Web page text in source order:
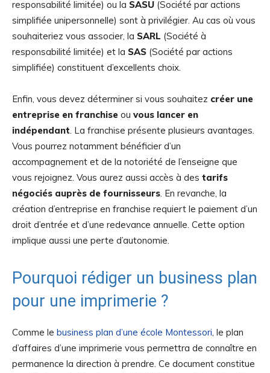
responsabilité limitée) ou la SASU (Société par actions
simplifiée unipersonnelle) sont à privilégier. Au cas où vous
souhaiteriez vous associer, la SARL (Société à
responsabilité limitée) et la SAS (Société par actions
simplifiée) constituent d’excellents choix.
Enfin, vous devez déterminer si vous souhaitez créer une
entreprise en franchise ou vous lancer en
indépendant. La franchise présente plusieurs avantages.
Vous pourrez notamment bénéficier d’un
accompagnement et de la notoriété de l’enseigne que
vous rejoignez. Vous aurez aussi accès à des tarifs
négociés auprès de fournisseurs. En revanche, la
création d’entreprise en franchise requiert le paiement d’un
droit d’entrée et d’une redevance annuelle. Cette option
implique aussi une perte d’autonomie.
Pourquoi rédiger un business plan
pour une imprimerie ?
Comme le business plan d’une école Montessori, le plan
d’affaires d’une imprimerie vous permettra de connaître en
permanence la direction à prendre. Ce document constitue